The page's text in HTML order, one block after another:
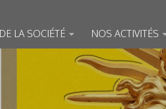
LA SOCIÉTÉ NOS ACTIVITÉS